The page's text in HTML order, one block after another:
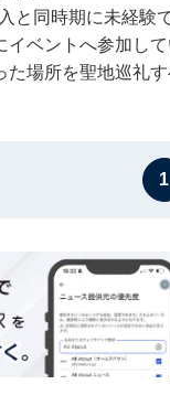
と同時期に未経験
イベントへ参加し
場所を聖地巡礼す
1